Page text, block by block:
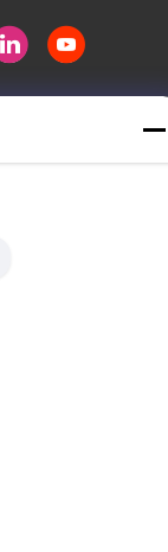
Hak cipta
Seluruh hak cipta.